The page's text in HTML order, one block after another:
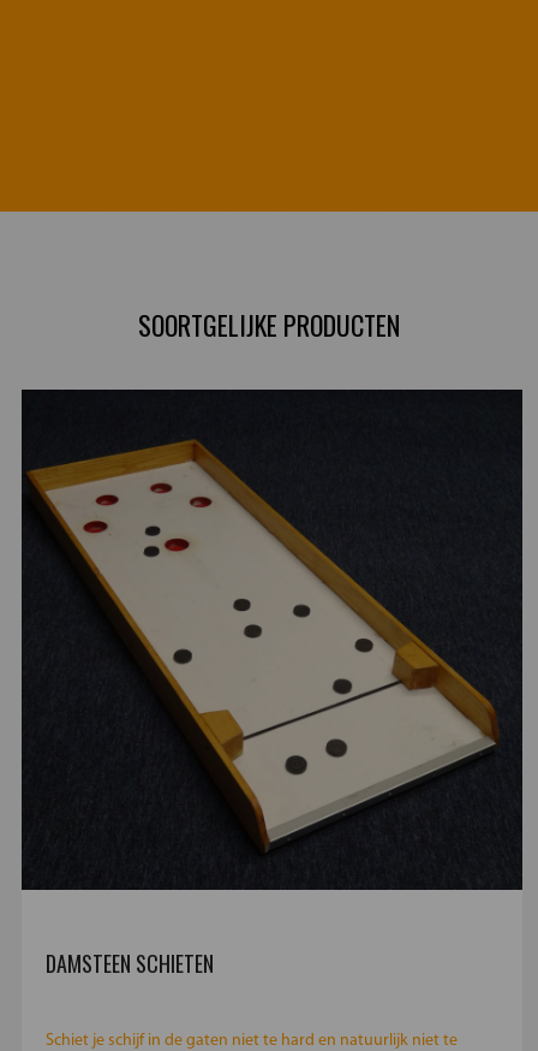
SOORTGELIJKE PRODUCTEN
DAMSTEEN SCHIETEN
Schiet je schijf in de gaten niet te hard en natuurlijk niet te